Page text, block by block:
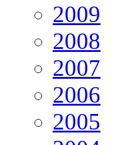
2009
2008
2007
2006
2005